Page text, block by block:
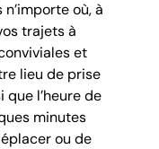
où, à
trajets à
et
lieu de prise
l’heure de
minutes
ou de